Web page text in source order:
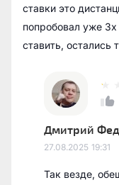
ставки это
попробовал уже
ставить, остались
Дмитрий
27.08.2025 19:31
Так везде,